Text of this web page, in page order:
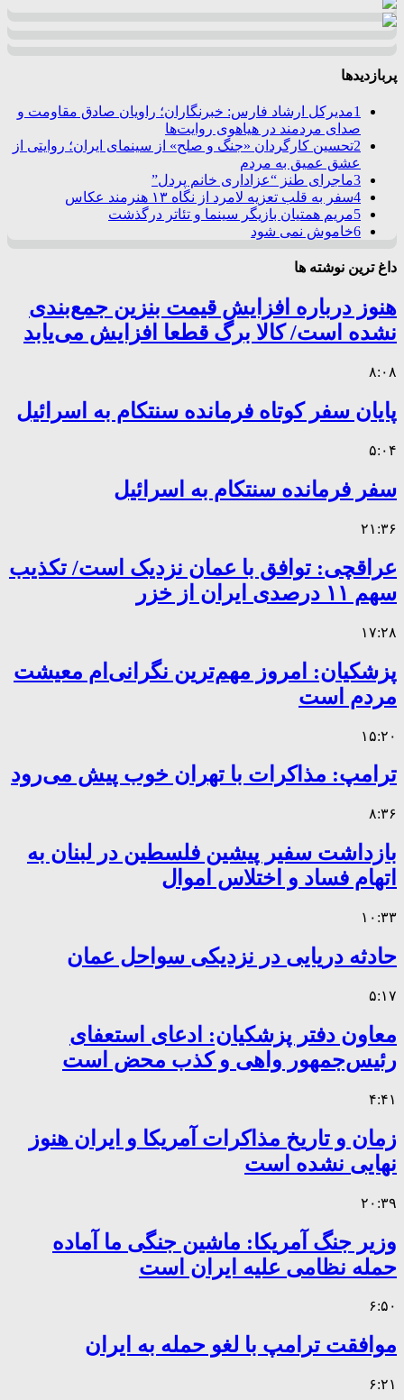
پربازدیدها
1مدیرکل ارشاد فارس: خبرنگاران؛ راویان صادق مقاومت و
صدای مردمند در هیاهوی روایت‌ها
2تحسین کارگردان «جنگ و صلح» از سینمای ایران؛ روایتی از
عشق عمیق به مردم
3ماجرای طنز “عزاداری خانم پردل”
4سفر به قلب تعزیه لامرد از نگاه ۱۳ هنرمند عکاس
5مریم همتیان بازیگر سینما و تئاتر درگذشت
6خاموش نمی شود
داغ ترین نوشته ها
هنوز درباره افزایش قیمت بنزین جمع‌بندی
نشده است/ کالا برگ قطعا افزایش می‌یابد
۸:۰۸
پایان سفر کوتاه فرمانده سنتکام به اسرائیل
۵:۰۴
سفر فرمانده سنتکام به اسرائیل
۲۱:۳۶
عراقچی: توافق با عمان نزدیک است/ تکذیب
سهم ۱۱ درصدی ایران از خزر
۱۷:۲۸
پزشکیان: امروز مهم‌ترین نگرانی‌ام معیشت
مردم است
۱۵:۲۰
ترامپ: مذاکرات با تهران خوب پیش می‌رود
۸:۳۶
بازداشت سفیر پیشین فلسطین در لبنان به
اتهام فساد و اختلاس اموال
۱۰:۳۳
حادثه دریایی در نزدیکی سواحل عمان
۵:۱۷
معاون دفتر پزشکیان: ادعای استعفای
رئیس‌جمهور واهی و کذب محض است
۴:۴۱
زمان و تاریخ مذاکرات آمریکا و ایران هنوز
نهایی نشده است
۲۰:۳۹
وزیر جنگ آمریکا: ماشین جنگی ما آماده
حمله نظامی علیه ایران است
۶:۵۰
موافقت ترامپ با لغو حمله به ایران
۶:۲۱